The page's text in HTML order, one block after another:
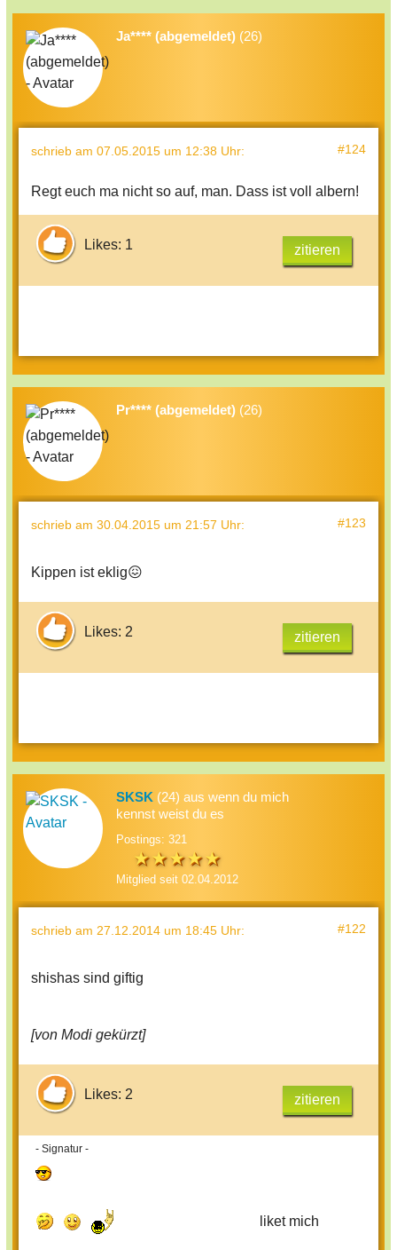
Ja**** (abgemeldet) (26)
schrieb am 07.05.2015 um 12:38 Uhr: #124
Regt euch ma nicht so auf, man. Dass ist voll albern!
Likes: 1 zitieren
Pr**** (abgemeldet) (26)
schrieb am 30.04.2015 um 21:57 Uhr: #123
Kippen ist eklig😖
Likes: 2 zitieren
SKSK (24) aus wenn du mich
kennst weist du es
Postings: 321
Mitglied seit 02.04.2012
schrieb am 27.12.2014 um 18:45 Uhr: #122
shishas sind giftig
[von Modi gekürzt]
Likes: 2 zitieren
- Signatur -
liket mich